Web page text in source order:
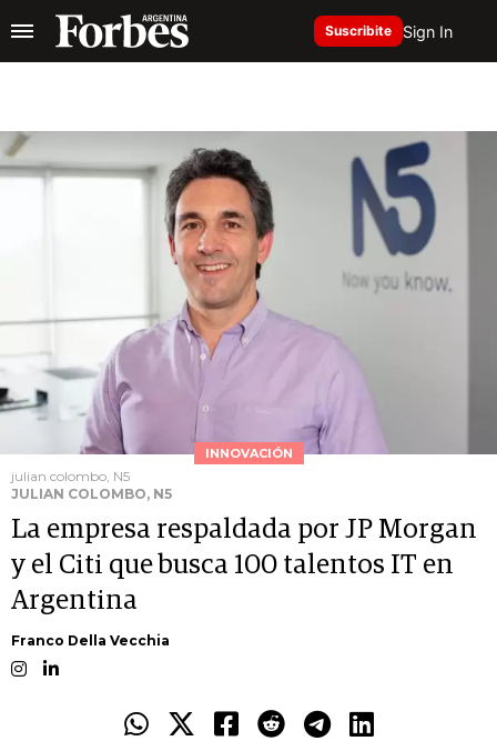
Suscribite Sign In
INNOVACIÓN
julian colombo, N5
JULIAN COLOMBO, N5
La empresa respaldada por JP Morgan
y el Citi que busca 100 talentos IT en
Argentina
Franco Della Vecchia